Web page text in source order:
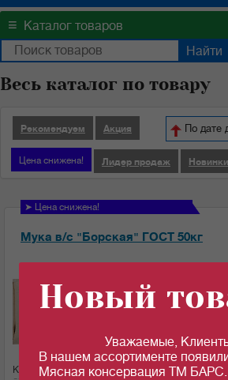
≡ Каталог товаров
Весь каталог по товару
По дате
Рекомендуем Акция
Цена снижена! Лидер продаж Новинки
➤ Цена снижена!
Мука в/с "Борская" ГОСТ 50кг
28.48 c
Кол-во (меш.): Сумма:
Новый
Уважаемые,
В нашем ассортименте
Мясная консервация ТМ